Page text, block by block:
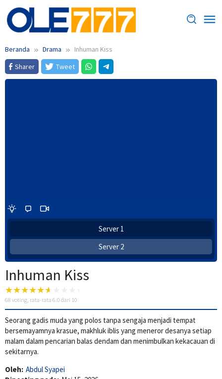
Loncat
ke
konten
Beranda Drama
Inhuman Kiss
Sharer
Tweet
Server 1
Server 2
Inhuman Kiss
68 voting, rata-rata 6.0 dari 10
Seorang gadis muda yang polos tanpa sengaja menjadi tempat
bersemayamnya krasue, makhluk iblis yang meneror desanya setiap
malam dalam pencarian balas dendam dan menimbulkan kekacauan di
sekitarnya.
Oleh: Abdul Syapei